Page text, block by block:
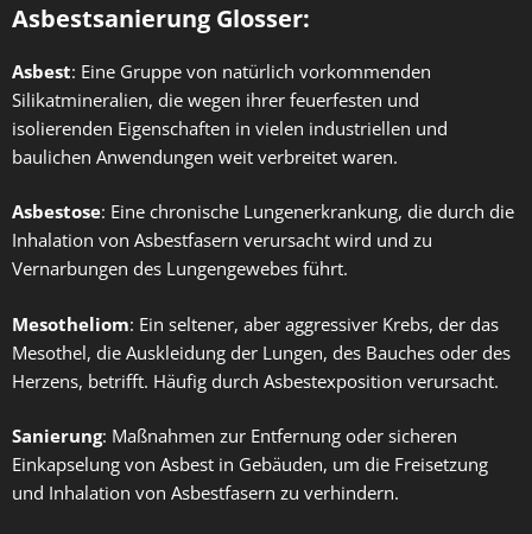
Asbestsanierung Glosser:
Asbest: Eine Gruppe von natürlich vorkommenden
Silikatmineralien, die wegen ihrer feuerfesten und
isolierenden Eigenschaften in vielen industriellen und
baulichen Anwendungen weit verbreitet waren.
Asbestose: Eine chronische Lungenerkrankung, die durch die
Inhalation von Asbestfasern verursacht wird und zu
Vernarbungen des Lungengewebes führt.
Mesotheliom: Ein seltener, aber aggressiver Krebs, der das
Mesothel, die Auskleidung der Lungen, des Bauches oder des
Herzens, betrifft. Häufig durch Asbestexposition verursacht.
Sanierung: Maßnahmen zur Entfernung oder sicheren
Einkapselung von Asbest in Gebäuden, um die Freisetzung
und Inhalation von Asbestfasern zu verhindern.